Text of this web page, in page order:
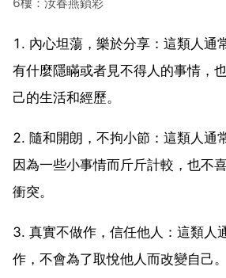
1. 內心坦蕩，樂於分享：這類人通
有什麼隱瞞或者見不得人的事情，
己的生活和經歷。
2. 隨和開朗，不拘小節：這類人通
因為一些小事情而斤斤計較，也不
衝突。
3. 真實不做作，信任他人：這類人
作，不會為了取悅他人而改變自己